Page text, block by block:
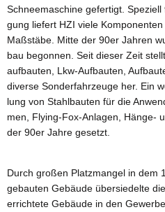
Schnee­ma­schi­ne ge­fer­tigt.
gung lie­fert HZI viele
Maß­stä­be. Mitte der 90er Jah­ren
bau be­gon­nen. Seit die­ser Zeit
auf­bau­ten, Lkw-Auf­bau­ten,
di­ver­se Son­der­fahr­zeu­ge her. Ein
lung von Stahl­bau­ten für die
men, Fly­ing-Fox-An­la­gen, Hän­ge-
der 90er Jahre ge­setzt.
Durch gro­ßen Platz­man­gel in dem
ge­bau­ten Ge­bäu­de über­sie­del­te
er­rich­te­te Ge­bäu­de in den